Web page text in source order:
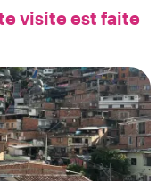
visite est faite